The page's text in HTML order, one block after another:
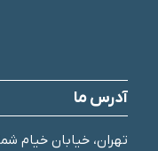
آدرس ما
تهران، خیابان خیام